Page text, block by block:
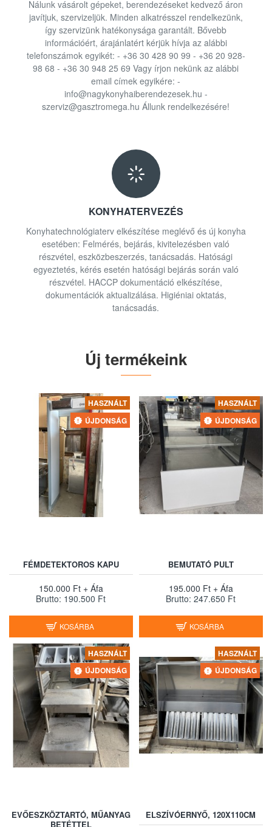
Nálunk vásárolt gépeket, berendezéseket kedvező áron
javítjuk, szervizeljük. Minden alkatrésszel rendelkezünk,
így szervizünk hatékonysága garantált. Bővebb
információért, árajánlatért kérjük hívja az alábbi
telefonszámok egyikét: - +36 30 428 90 99 - +36 20 928-
98 68 - +36 30 948 25 69 Vagy írjon nekünk az alábbi
email címek egyikére: -
info@nagykonyhaiberendezesek.hu -
szerviz@gasztromega.hu Állunk rendelkezésére!
KONYHATERVEZÉS
Konyhatechnológiaterv elkészítése meglévő és új konyha
esetében: Felmérés, bejárás, kivitelezésben való
részvétel, eszközbeszerzés, tanácsadás. Hatósági
egyeztetés, kérés esetén hatósági bejárás során való
részvétel. HACCP dokumentáció elkészítése,
dokumentációk aktualizálása. Higiéniai oktatás,
tanácsadás.
Új termékeink
HASZNÁLT
ÚJDONSÁG
FÉMDETEKTOROS KAPU
150.000 Ft + Áfa
Brutto: 190.500 Ft
KOSÁRBA
HASZNÁLT
ÚJDONSÁG
BEMUTATÓ PULT
195.000 Ft + Áfa
Brutto: 247.650 Ft
KOSÁRBA
HASZNÁLT
ÚJDONSÁG
EVŐESZKÖZTARTÓ, MŰANYAG
BETÉTTEL
HASZNÁLT
ÚJDONSÁG
ELSZÍVÓERNYŐ, 120X110CM